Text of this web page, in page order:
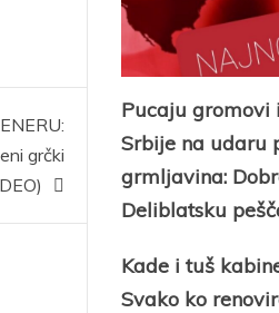
grčki
Pucaju gromovi
Srbije na udaru
grmljavina:
Deliblatsku
Kade i tuš
Svako ko